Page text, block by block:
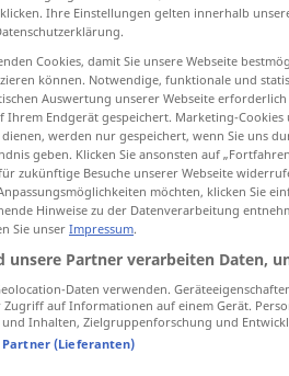
Ihre Einstellungen gelten innerhalb
Cookies, damit Sie unsere Webseite
können. Notwendige, funktionale und
Auswertung unserer Webseite
Ihrem Endgerät gespeichert. Marketing-
werden nur gespeichert, wenn Sie uns
geben. Klicken Sie ansonsten auf
zukünftige Besuche unserer Webseite
möchten, klicken Sie
Hinweise zu der Datenverarbeitung
Sie unser Impressum.
unsere Partner verarbeiten Daten,
Daten verwenden.
auf Informationen auf einem Gerät.
Inhalten, Zielgruppenforschung und
Partner (Lieferanten)